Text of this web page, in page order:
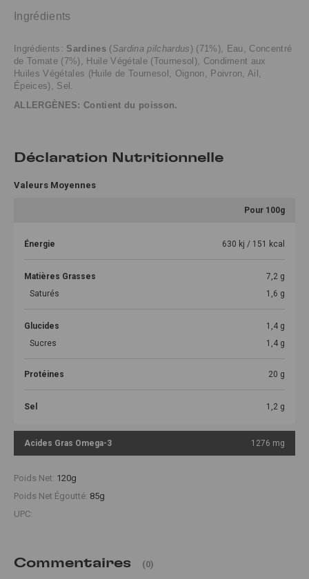
Ingrédients
Ingrédients: Sardines (Sardina pilchardus) (71%), Eau, Concentré
de Tomate (7%), Huile Végétale (Tournesol), Condiment aux
Huiles Végétales (Huile de Tournesol, Oignon, Poivron, Ail,
Épeices), Sel.
ALLERGÈNES: Contient du poisson.
Déclaration Nutritionnelle
Valeurs Moyennes
Pour 100g
Énergie 630 kj / 151 kcal
Matières Grasses
7,2 g
Saturés
1,6 g
Glucides
1,4 g
Sucres
1,4 g
Protéines 20 g
Sel 1,2 g
Acides Gras Omega-3 1276 mg
Poids Net: 120g
Poids Net Égoutté: 85g
UPC:
Commentaires (0)